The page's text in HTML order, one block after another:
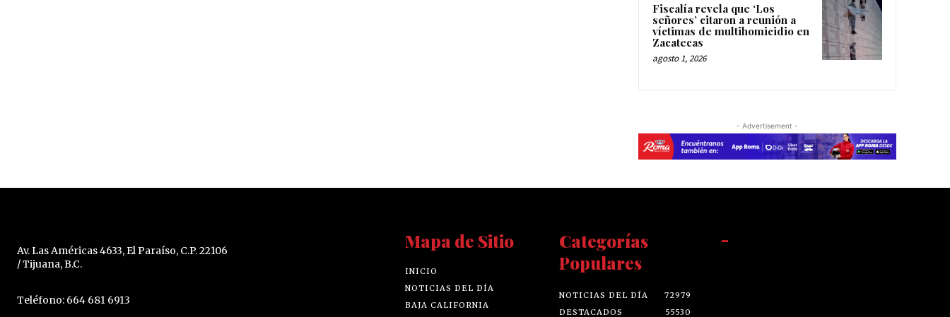
Fiscalía revela que ‘Los
señores’ citaron a reunión a
víctimas de multihomicidio en
Zacatecas
agosto 1, 2026
- Advertisement -
Av. Las Américas 4633, El Paraíso, C.P. 22106
/ Tijuana, B.C.
Teléfono: 664 681 6913
Mapa de Sitio
INICIO
NOTICIAS DEL DÍA
BAJA CALIFORNIA
Categorías
Populares
NOTICIAS DEL DÍA
72979
DESTACADOS
55530
-